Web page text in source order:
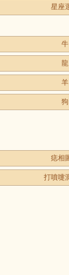
星座
牛
龍
羊
狗
痣相
打噴嚏